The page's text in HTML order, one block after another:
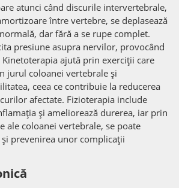
atunci când discurile intervertebrale,
între vertebre, se deplasează
dar fără a se rupe complet.
presiune asupra nervilor, provocând
ajută prin exerciții care
jurul coloanei vertebrale și
ceea ce contribuie la reducerea
afectate. Fizioterapia include
și ameliorează durerea, iar prin
ale coloanei vertebrale, se poate
prevenirea unor complicații